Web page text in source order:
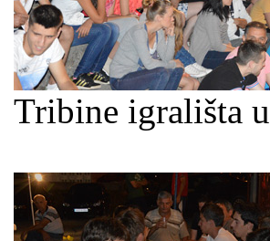
Tribine igrališta